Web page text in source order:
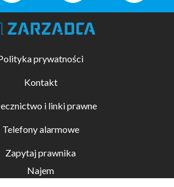
prywatności
Kontakt
i linki prawne
Telefony alarmowe
Zapytaj prawnika
Najem